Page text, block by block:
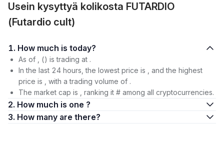
Usein kysyttyä kolikosta FUTARDIO
(Futardio cult)
1. How much is today?
As of , () is trading at .
In the last 24 hours, the lowest price is , and the highest
price is , with a trading volume of .
The market cap is , ranking it # among all cryptocurrencies.
2. How much is one ?
3. How many are there?